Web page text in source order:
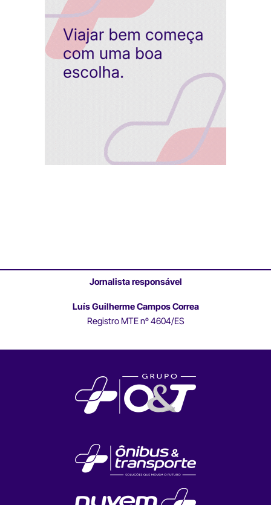
Jornalista responsável
Luís Guilherme Campos Correa
Registro MTE nº 4604/ES